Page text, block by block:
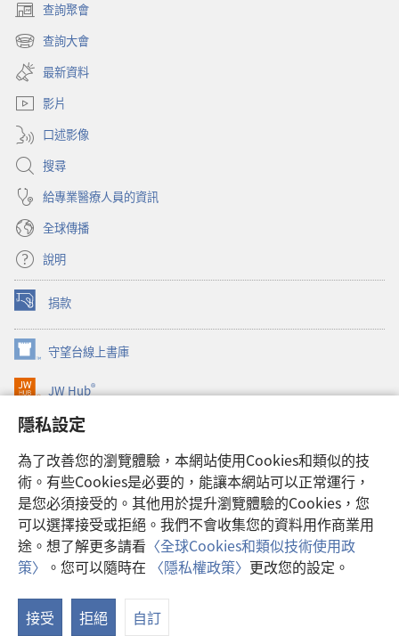
隱私設定
為了改善您的瀏覽體驗，本網站使用Cookies和類似的技
術。有些Cookies是必要的，能讓本網站可以正常運行，
是您必須接受的。其他用於提升瀏覽體驗的Cookies，您
可以選擇接受或拒絕。我們不會收集您的資料用作商業用
途。想了解更多請看 〈全球Cookies和類似技術使用政
策〉 。您可以隨時在 〈隱私權政策〉 更改您的設定。
接受 拒絕 自訂
查詢聚會
（開
啟
新
視
窗）
查詢大會
（開
啟
新
視
最新資料
影片
口述影像
搜尋
給專業醫療人員的資訊
全球傳播
說明
捐款
（開
啟
新
視
窗）
守望台線上書庫
（開
啟
新
窗）
JW Hub®
（開
啟
新
視
窗）
JW Library®
Watchtower Library
Copyright© 2026 Watch Tower Bible and Tract Society of Pennsylvania.
使用條款 |隱私權政策| 隱私設定